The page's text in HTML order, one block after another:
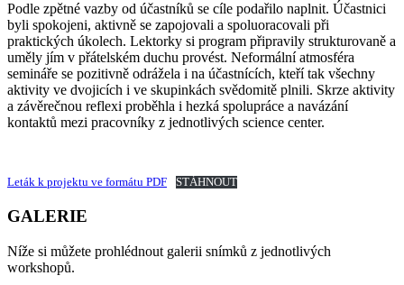
Podle zpětné vazby od účastníků se cíle podařilo naplnit. Účastnici
byli spokojeni, aktivně se zapojovali a spoluoracovali při
praktických úkolech. Lektorky si program připravily strukturovaně a
uměly jím v přátelském duchu provést. Neformální atmosféra
semináře se pozitivně odrážela i na účastnících, kteří tak všechny
aktivity ve dvojicích i ve skupinkách svědomitě plnili. Skrze aktivity
a závěrečnou reflexi proběhla i hezká spolupráce a navázání
kontaktů mezi pracovníky z jednotlivých science center.
Leták k projektu ve formátu PDF STÁHNOUT
GALERIE
Níže si můžete prohlédnout galerii snímků z jednotlivých
workshopů.